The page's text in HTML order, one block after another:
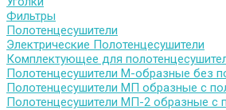
Фильтры
Полотенцесушители
Электрические Полотенцесушители
Комплектующее для
Полотенцесушители М-образные без
Полотенцесушители МП образные с
Полотенцесушители МП-2 образные с